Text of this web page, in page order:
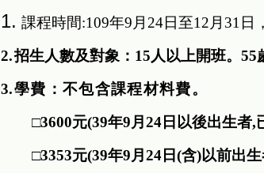
1. 課程時間:109年9 月 24日至12 月 31 日
2.招生人數及對象： 15人以上開班。 55
3.學費：不包含課程材料費。
□3600元(39年9月 24 日以後出生者,
□3353元(39年9月 24 日(含)以前出